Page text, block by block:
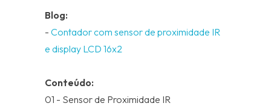
Blog:
- Contador com sensor de proximidade IR
e display LCD 16x2
Conteúdo:
01 - Sensor de Proximidade IR